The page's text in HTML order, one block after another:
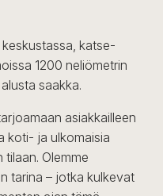
katse-
1200 neliömetrin
saakka.
asiakkailleen
koti- ja ulkomaisia
Olemme
tarina – jotka kulkevat